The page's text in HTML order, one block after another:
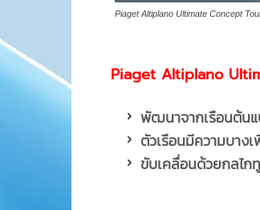
Piaget Altiplano Ultimate Concept
Piaget Altiplano
พัฒนาจากเรือนต้นแ
ตัวเรือนมีความบาง
ขับเคลื่อนด้วยกลไ